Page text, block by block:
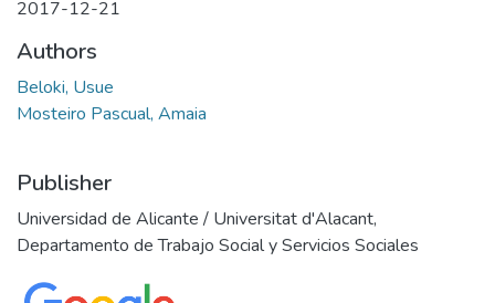
2017-12-21
Authors
Beloki, Usue
Mosteiro Pascual, Amaia
Publisher
Universidad de Alicante / Universitat d'Alacant,
Departamento de Trabajo Social y Servicios Sociales